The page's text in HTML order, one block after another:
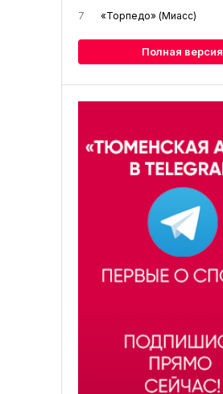
7
«Торпедо» (Миасс)
Полная версия